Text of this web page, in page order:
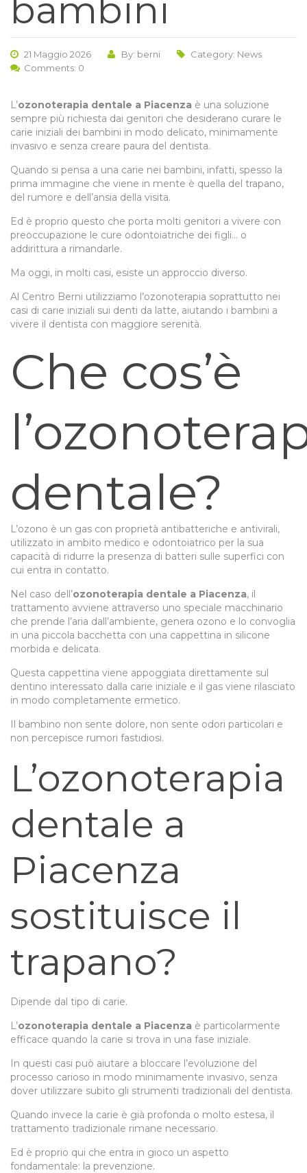
bambini
21 Maggio 2026 By: berni Category: News
Comments: 0
L’ozonoterapia dentale a Piacenza è una soluzione
sempre più richiesta dai genitori che desiderano curare le
carie iniziali dei bambini in modo delicato, minimamente
invasivo e senza creare paura del dentista.
Quando si pensa a una carie nei bambini, infatti, spesso la
prima immagine che viene in mente è quella del trapano,
del rumore e dell’ansia della visita.
Ed è proprio questo che porta molti genitori a vivere con
preoccupazione le cure odontoiatriche dei figli… o
addirittura a rimandarle.
Ma oggi, in molti casi, esiste un approccio diverso.
Al Centro Berni utilizziamo l’ozonoterapia soprattutto nei
casi di carie iniziali sui denti da latte, aiutando i bambini a
vivere il dentista con maggiore serenità.
Che cos’è
dentale?
L’ozono è un gas con proprietà antibatteriche e antivirali,
utilizzato in ambito medico e odontoiatrico per la sua
capacità di ridurre la presenza di batteri sulle superfici con
cui entra in contatto.
Nel caso dell’ozonoterapia dentale a Piacenza, il
trattamento avviene attraverso uno speciale macchinario
che prende l’aria dall’ambiente, genera ozono e lo convoglia
in una piccola bacchetta con una cappettina in silicone
morbida e delicata.
Questa cappettina viene appoggiata direttamente sul
dentino interessato dalla carie iniziale e il gas viene rilasciato
in modo completamente ermetico.
Il bambino non sente dolore, non sente odori particolari e
non percepisce rumori fastidiosi.
L’ozonoterapia
dentale a
Piacenza
sostituisce il
trapano?
Dipende dal tipo di carie.
L’ozonoterapia dentale a Piacenza è particolarmente
efficace quando la carie si trova in una fase iniziale.
In questi casi può aiutare a bloccare l’evoluzione del
processo carioso in modo minimamente invasivo, senza
dover utilizzare subito gli strumenti tradizionali del dentista.
Quando invece la carie è già profonda o molto estesa, il
trattamento tradizionale rimane necessario.
Ed è proprio qui che entra in gioco un aspetto
fondamentale: la prevenzione.